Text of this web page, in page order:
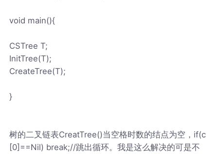
void main(){
CSTree T;
InitTree(T);
CreateTree(T);
}
树的二叉链表CreatTree()当空格时数的结点为空，if(c
[0]==Nil) break;//跳出循环。我是这么解决的可是不